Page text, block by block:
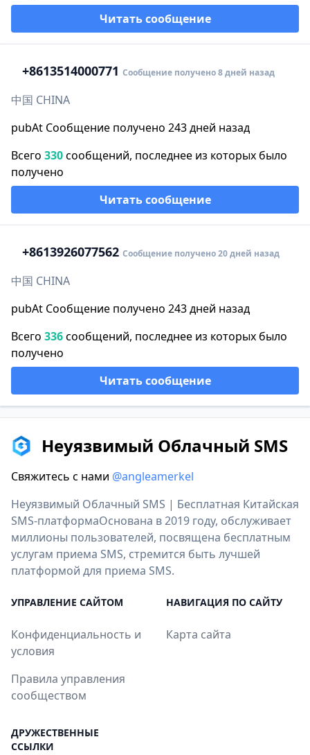
Читать сообщение
+8613514000771 Сообщение получено 8 дней назад
中国 CHINA
pubAt Сообщение получено 243 дней назад
Всего 330сообщений, последнее из которых было
получено
Читать сообщение
+8613926077562 Сообщение получено 20 дней назад
中国 CHINA
pubAt Сообщение получено 243 дней назад
Всего 336сообщений, последнее из которых было
получено
Читать сообщение
Неуязвимый Облачный SMS
Свяжитесь с нами @angleamerkel
Неуязвимый Облачный SMS | Бесплатная Китайская
SMS-платформаОснована в 2019 году, обслуживает
миллионы пользователей, посвящена бесплатным
услугам приема SMS, стремится быть лучшей
платформой для приема SMS.
УПРАВЛЕНИЕ САЙТОМ
Конфиденциальность и
условия
Правила управления
сообществом
НАВИГАЦИЯ ПО САЙТУ
Карта сайта
ДРУЖЕСТВЕННЫЕ
ССЫЛКИ